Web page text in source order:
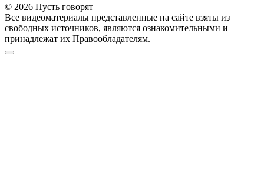
© 2026 Пусть говорят
Все видеоматериалы представленные на сайте взяты из
свободных источников, являются ознакомительными и
принадлежат их Правообладателям.